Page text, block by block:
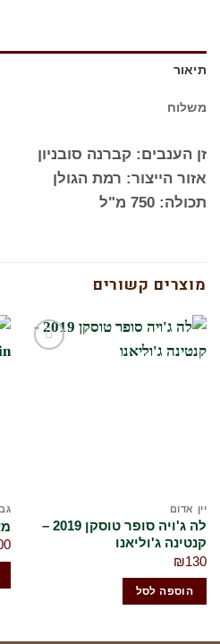
תיאור
משלוח
זן הענבים: קברנה סובניון
אזור הייצור: רמת הגולן
תכולה: 750 מ"ל
מוצרים קשורים
יין אדום
לה ג'ויה סופר טוסקן 2019 –
קנטינה ג'וליאנו
₪130
הוספה לסל
מצדה
300